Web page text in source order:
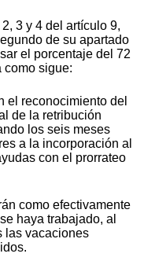
3 y 4 del artículo 9,
de su apartado
el porcentaje del 72
como sigue:
el reconocimiento del
de la retribución
los seis meses
a la incorporación al
con el prorrateo
como efectivamente
haya trabajado, al
las vacaciones